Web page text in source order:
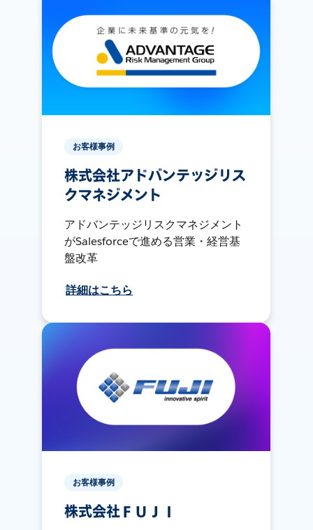
お客様事例
株式会社アドバンテッジリス
クマネジメント
アドバンテッジリスクマネジメント
がSalesforceで進める営業・経営基
盤改革
詳細はこちら
お客様事例
株式会社ＦＵＪＩ